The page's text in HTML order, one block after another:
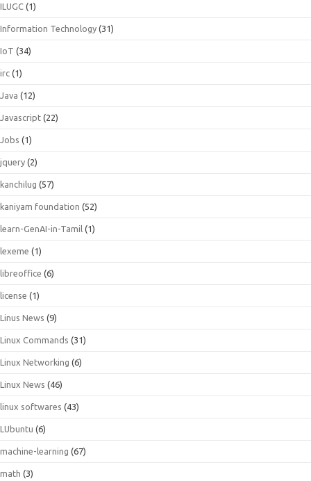
ILUGC (1)
Information Technology (31)
IoT (34)
irc (1)
Java (12)
Javascript (22)
Jobs (1)
jquery (2)
kanchilug (57)
kaniyam foundation (52)
learn-GenAI-in-Tamil (1)
lexeme (1)
libreoffice (6)
license (1)
Linus News (9)
Linux Commands (31)
Linux Networking (6)
Linux News (46)
linux softwares (43)
LUbuntu (6)
machine-learning (67)
math (3)